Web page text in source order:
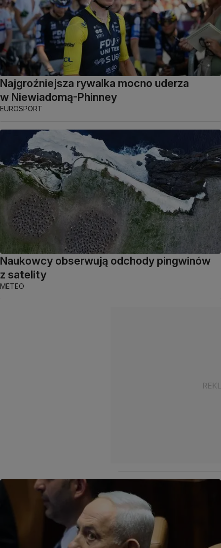
Najgroźniejsza rywalka mocno uderza
w Niewiadomą-Phinney
EUROSPORT
Naukowcy obserwują odchody pingwinów
z satelity
METEO